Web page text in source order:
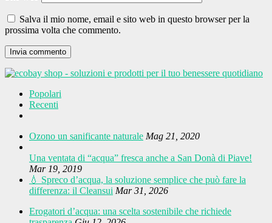
Salva il mio nome, email e sito web in questo browser per la
prossima volta che commento.
Popolari
Recenti
Ozono un sanificante naturale Mag 21, 2020
Una ventata di “acqua” fresca anche a San Donà di Piave!
Mar 19, 2019
💧 Spreco d’acqua, la soluzione semplice che può fare la
differenza: il Cleansui Mar 31, 2026
Erogatori d’acqua: una scelta sostenibile che richiede